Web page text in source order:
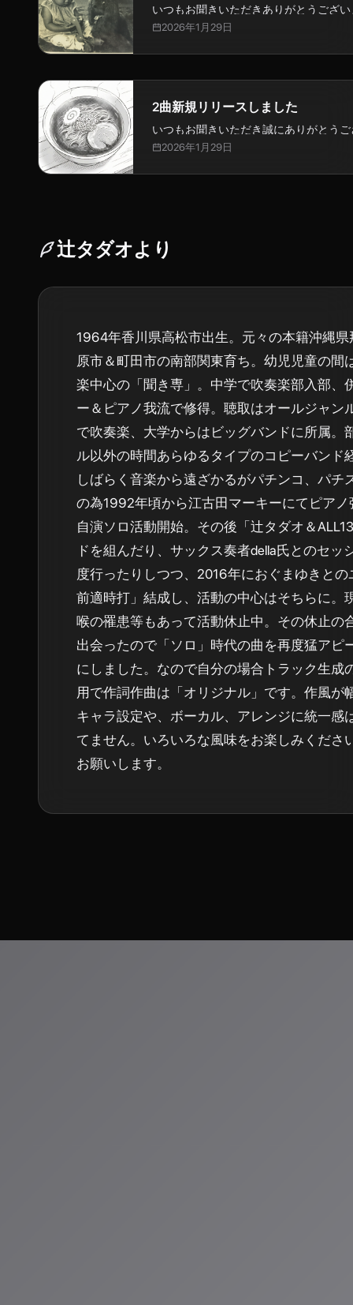
いつもお聞きいただきありがとうござい
い始めて、全速力で突っ走り、 とにか
2026年1月29日
2曲新規リリースしました
いつもお聞きいただき誠にありがとう
月に配信サイトで公開予定の曲を、先
2026年1月29日
辻タダオより
1964年香川県高松市出生。元々の本籍沖縄
原市＆町田市の南部関東育ち。幼児児童の間
楽中心の「聞き専」。中学で吹奏楽部入部、
ー＆ピアノ我流で修得。聴取はオールジャン
で吹奏楽、大学からはビッグバンドに所属。
ル以外の時間あらゆるタイプのコピーバンド
しばらく音楽から遠ざかるがパチンコ、パチ
の為1992年頃から江古田マーキーにてピア
自演ソロ活動開始。その後「辻タダオ＆
ドを組んだり、サックス奏者della氏とのセッ
度行ったりしつつ、2016年におぐまゆきとの
前適時打」結成し、活動の中心はそちらに。
喉の罹患等もあって活動休止中。その休止の
出会ったので「ソロ」時代の曲を再度猛アピ
にしました。なので自分の場合トラック生成
用で作詞作曲は「オリジナル」です。作風が
キャラ設定や、ボーカル、アレンジに統一感
てません。いろいろな風味をお楽しみくださ
お願いします。